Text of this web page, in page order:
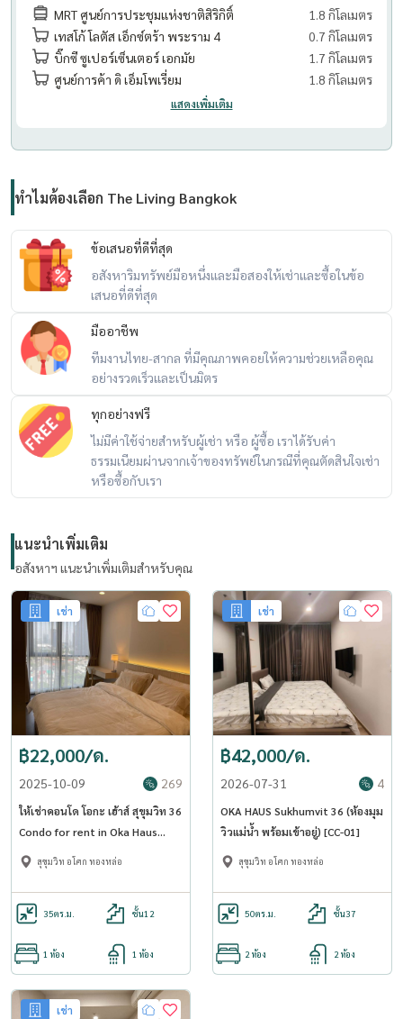
MRT ศูนย์การประชุมแห่งชาติสิริกิติ์
1.8 กิโลเมตร
เทสโก้ โลตัส เอ็กซ์ตร้า พระราม 4
0.7 กิโลเมตร
บิ๊กซี ซูเปอร์เซ็นเตอร์ เอกมัย
1.7 กิโลเมตร
ศูนย์การค้า ดิ เอ็มโพเรี่ยม
1.8 กิโลเมตร
แสดงเพิ่มเติม
ทำไมต้องเลือก The Living Bangkok
ข้อเสนอที่ดีที่สุด
อสังหาริมทรัพย์มือหนึ่งและมือสองให้เช่าและซื้อในข้อ
เสนอที่ดีที่สุด
มืออาชีพ
ทีมงานไทย-สากล ที่มีคุณภาพคอยให้ความช่วยเหลือคุณ
อย่างรวดเร็วและเป็นมิตร
ทุกอย่างฟรี
ไม่มีค่าใช้จ่ายสำหรับผู้เช่า หรือ ผู้ซื้อ เราได้รับค่า
ธรรมเนียมผ่านจากเจ้าของทรัพย์ในกรณีที่คุณตัดสินใจเช่า
หรือซื้อกับเรา
แนะนำเพิ่มเติม
อสังหาฯ แนะนำเพิ่มเติมสำหรับคุณ
เช่า
฿22,000/ด.
2025-10-09 269
ให้เช่าคอนโด โอกะ เฮ้าส์ สุขุมวิท 36
Condo for rent in Oka Haus
Sukhumvit 36 (SA-01)
สุขุมวิท อโศก ทองหล่อ
35ตร.ม. ชั้น12
1 ห้อง 1 ห้อง
เช่า
฿42,000/ด.
2026-07-31 4
OKA HAUS Sukhumvit 36 (ห้องมุม
วิวแม่น้ำ พร้อมเข้าอยู่) [CC-01]
สุขุมวิท อโศก ทองหล่อ
50ตร.ม. ชั้น37
2 ห้อง 2 ห้อง
เช่า